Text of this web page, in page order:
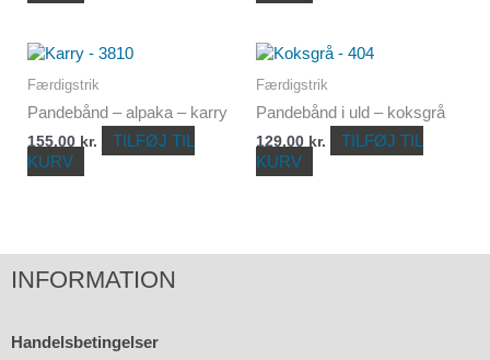
Færdigstrik
Pandebånd – alpaka – karry
155,00 kr.
TILFØJ TIL
KURV
Færdigstrik
Pandebånd i uld – koksgrå
129,00 kr.
TILFØJ TIL
KURV
INFORMATION
Handelsbetingelser